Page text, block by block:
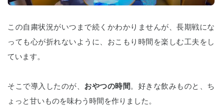
この自粛状況がいつまで続くかわかりませんが、長期戦にな
っても心が折れないように、おこもり時間を楽しむ工夫をし
ています。
そこで導入したのが、 おやつの時間 。好きな飲みものと、ち
ょっと甘いものを味わう時間を作りました。